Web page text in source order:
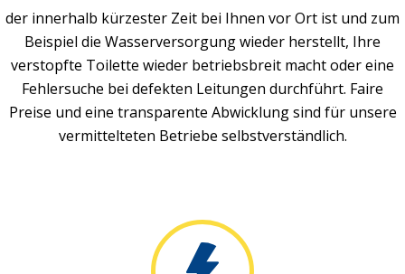
der innerhalb kürzester Zeit bei Ihnen vor Ort ist und zum
Beispiel die Wasserversorgung wieder herstellt, Ihre
verstopfte Toilette wieder betriebsbreit macht oder eine
Fehlersuche bei defekten Leitungen durchführt. Faire
Preise und eine transparente Abwicklung sind für unsere
vermittelteten Betriebe selbstverständlich.